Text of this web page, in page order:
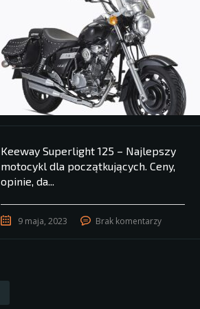
Keeway Superlight 125 – Najlepszy
motocykl dla początkujących. Ceny,
opinie, da...
9 maja, 2023 Brak komentarzy